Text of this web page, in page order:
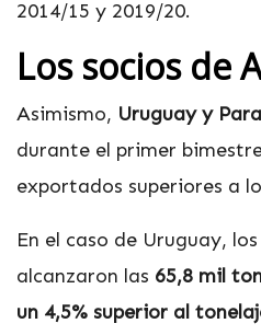
2014/15 y 2019/20.
Los socios de
Asimismo, Uruguay y
durante el primer
exportados superiores a
En el caso de Uruguay,
alcanzaron las 65,8 mil
un 4,5% superior al